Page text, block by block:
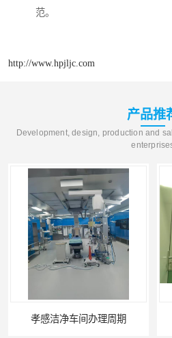
范。
http://www.hpjljc.com
产品推
Development, design, production and
孝感洁净车间办理周期